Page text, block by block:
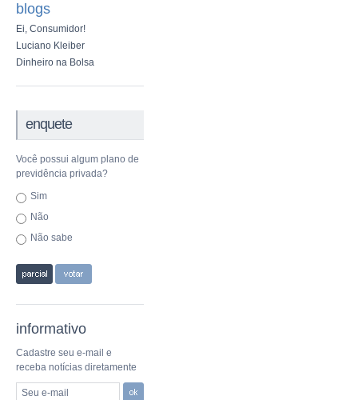
blogs
Ei, Consumidor!
Luciano Kleiber
Dinheiro na Bolsa
enquete
Você possui algum plano de
previdência privada?
Sim
Não
Não sabe
informativo
Cadastre seu e-mail e
receba notícias diretamente
Seu e-mail